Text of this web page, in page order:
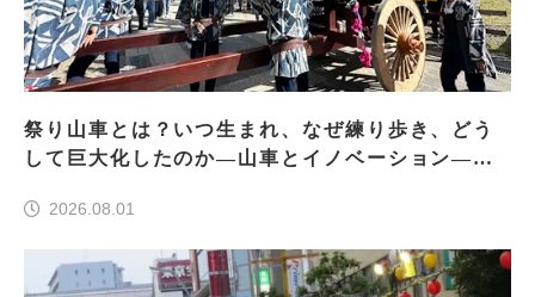
祭り山車とは？いつ生まれ、なぜ練り歩き、どう
して巨大化したのか―山車とイノベーション―＜
2026.08.01